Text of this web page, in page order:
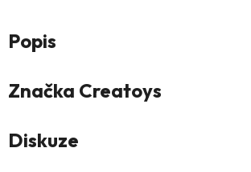
Popis
Značka Creatoys
Diskuze